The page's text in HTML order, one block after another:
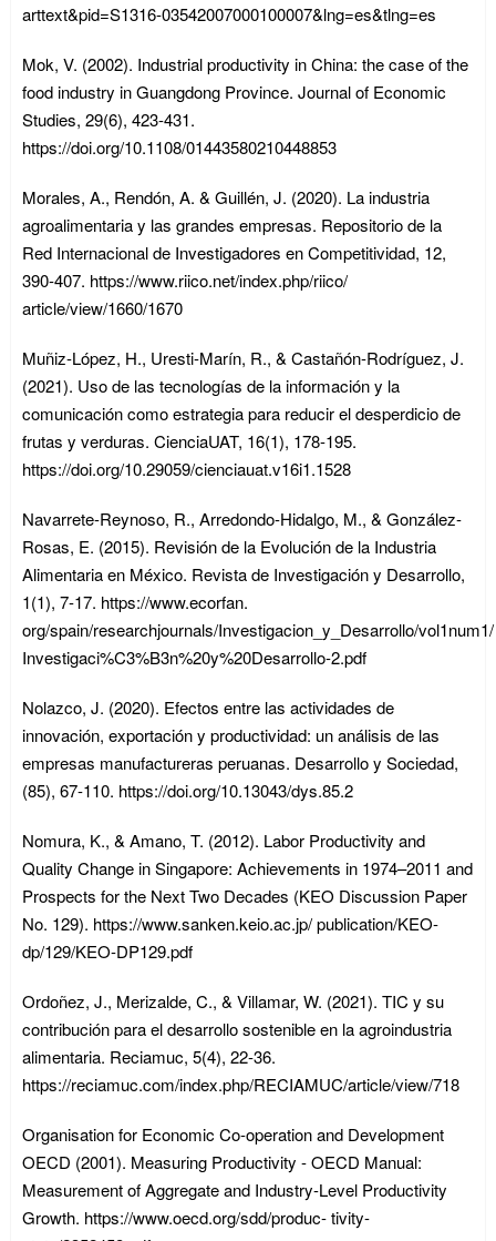
arttext&pid=S1316-03542007000100007&lng=es&tlng=es
Mok, V. (2002). Industrial productivity in China: the case of the
food industry in Guangdong Province. Journal of Economic
Studies, 29(6), 423-431.
https://doi.org/10.1108/01443580210448853
Morales, A., Rendón, A. & Guillén, J. (2020). La industria
agroalimentaria y las grandes empresas. Repositorio de la
Red Internacional de Investigadores en Competitividad, 12,
390-407. https://www.riico.net/index.php/riico/
article/view/1660/1670
Muñiz-López, H., Uresti-Marín, R., & Castañón-Rodríguez, J.
(2021). Uso de las tecnologías de la información y la
comunicación como estrategia para reducir el desperdicio de
frutas y verduras. CienciaUAT, 16(1), 178-195.
https://doi.org/10.29059/cienciauat.v16i1.1528
Navarrete-Reynoso, R., Arredondo-Hidalgo, M., & González-
Rosas, E. (2015). Revisión de la Evolución de la Industria
Alimentaria en México. Revista de Investigación y Desarrollo,
1(1), 7-17. https://www.ecorfan.
org/spain/researchjournals/Investigacion_y_Desarrollo/vol1num1/
Investigaci%C3%B3n%20y%20Desarrollo-2.pdf
Nolazco, J. (2020). Efectos entre las actividades de
innovación, exportación y productividad: un análisis de las
empresas manufactureras peruanas. Desarrollo y Sociedad,
(85), 67-110. https://doi.org/10.13043/dys.85.2
Nomura, K., & Amano, T. (2012). Labor Productivity and
Quality Change in Singapore: Achievements in 1974–2011 and
Prospects for the Next Two Decades (KEO Discussion Paper
No. 129). https://www.sanken.keio.ac.jp/ publication/KEO-
dp/129/KEO-DP129.pdf
Ordoñez, J., Merizalde, C., & Villamar, W. (2021). TIC y su
contribución para el desarrollo sostenible en la agroindustria
alimentaria. Reciamuc, 5(4), 22-36.
https://reciamuc.com/index.php/RECIAMUC/article/view/718
Organisation for Economic Co-operation and Development
OECD (2001). Measuring Productivity - OECD Manual:
Measurement of Aggregate and Industry-Level Productivity
Growth. https://www.oecd.org/sdd/produc- tivity-